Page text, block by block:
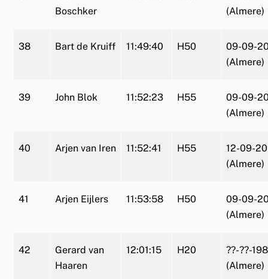
Boschker
(Almere)
38 Bart de Kruiff 11:49:40 H50
09-09-
(Almere)
39 John Blok 11:52:23 H55
09-09-
(Almere)
40 Arjen van Iren 11:52:41 H55
12-09-
(Almere)
41 Arjen Eijlers 11:53:58 H50
09-09-
(Almere)
42
Gerard van
Haaren
12:01:15 H20
??-??-
(Almere)